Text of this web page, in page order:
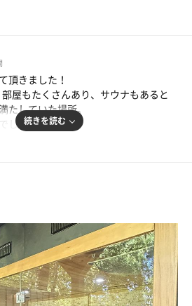
めっちゃ良きです。
頂きました！
屋もたくさんあり、サウナもあると
たしていた場所。
した！続きを読む